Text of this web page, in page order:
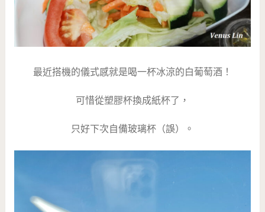
最近搭機的儀式感就是喝一杯冰涼的白葡萄酒！
可惜從塑膠杯換成紙杯了，
只好下次自備玻璃杯（誤）。